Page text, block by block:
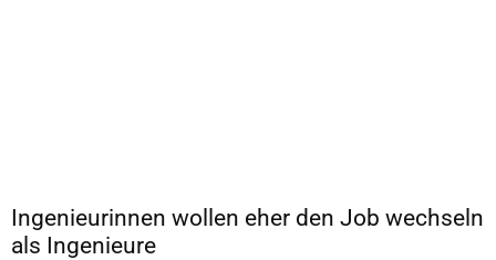
Ingenieurinnen wollen eher den Job wechseln
als Ingenieure